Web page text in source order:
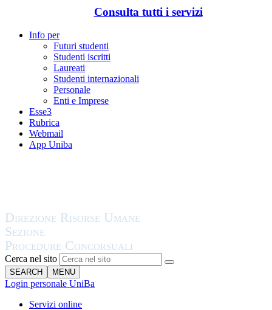
Consulta tutti i servizi
Info per
Futuri studenti
Studenti iscritti
Laureati
Studenti internazionali
Personale
Enti e Imprese
Esse3
Rubrica
Webmail
App Uniba
Cerca nel sito
SEARCH MENU
Login personale UniBa
Servizi online